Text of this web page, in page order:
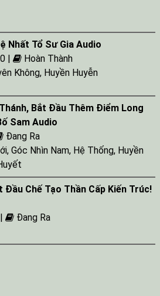
Nhất Tổ Sư Gia Audio
|
Hoàn Thành
Không, Huyền Huyễn
Bắt Đầu Thêm Điểm Long
Sam Audio
Đang Ra
, Góc Nhìn Nam, Hệ Thống, Huyền
Đầu Chế Tạo Thần Cấp Kiến Trúc!
Đang Ra